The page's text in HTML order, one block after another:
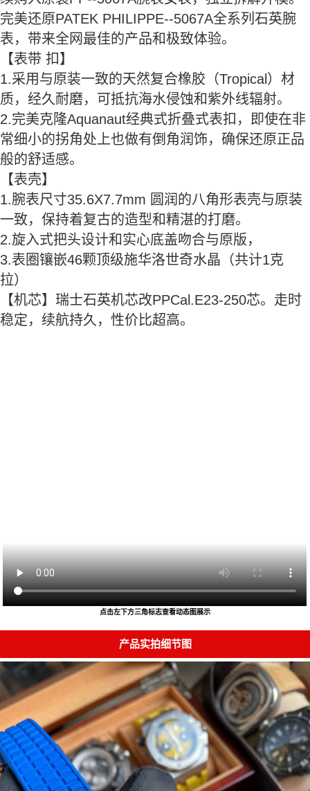
完美还原PATEK PHILIPPE--5067A全系列石英腕
表，带来全网最佳的产品和极致体验。
【表带 扣】
1.采用与原装一致的天然复合橡胶（Tropical）材
质，经久耐磨，可抵抗海水侵蚀和紫外线辐射。
2.完美克隆Aquanaut经典式折叠式表扣，即使在非
常细小的拐角处上也做有倒角润饰，确保还原正品
般的舒适感。
【表壳】
1.腕表尺寸35.6X7.7mm 圆润的八角形表壳与原装
一致，保持着复古的造型和精湛的打磨。
2.旋入式把头设计和实心底盖吻合与原版，
3.表圈镶嵌46颗顶级施华洛世奇水晶（共计1克
拉）
【机芯】瑞士石英机芯改PPCal.E23-250芯。走时
稳定，续航持久，性价比超高。
点击左下方三角标志查看动态图展示
产品实拍细节图